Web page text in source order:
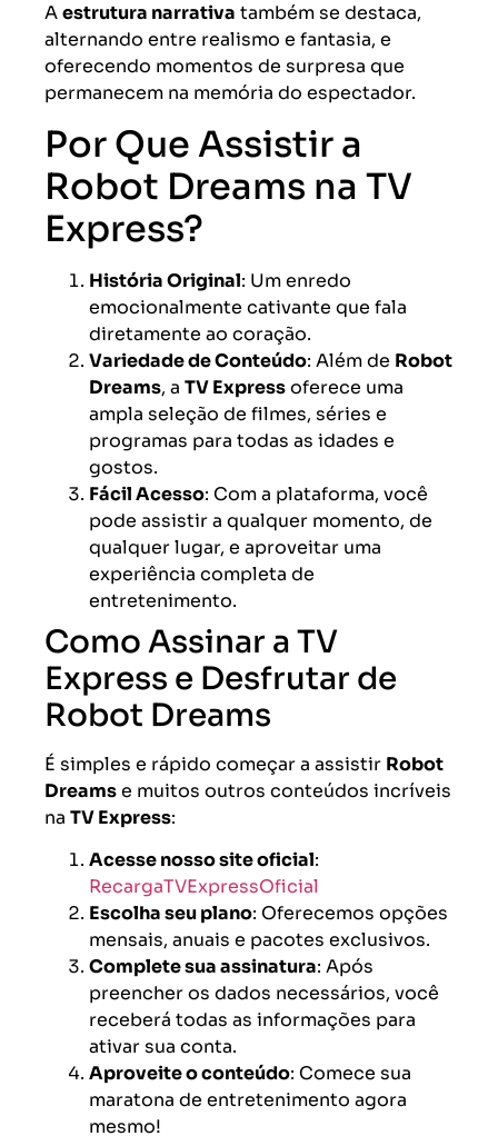
Aestrutura narrativa também se destaca,
alternando entre realismo e fantasia, e
oferecendo momentos de surpresa que
permanecem na memória do espectador.
Por Que Assistir a
Robot Dreams na TV
Express?
História Original: Um enredo
emocionalmente cativante que fala
diretamente ao coração.
Variedade de Conteúdo: Além de Robot
Dreams, a TV Expressoferece uma
ampla seleção de filmes, séries e
programas para todas as idades e
gostos.
Fácil Acesso: Com a plataforma, você
pode assistir a qualquer momento, de
qualquer lugar, e aproveitar uma
experiência completa de
entretenimento.
Como Assinar a TV
Express e Desfrutar de
Robot Dreams
É simples e rápido começar a assistir Robot
Dreamse muitos outros conteúdos incríveis
na TV Express:
Acesse nosso site oficial:
RecargaTVExpressOficial
Escolha seu plano: Oferecemos opções
mensais, anuais e pacotes exclusivos.
Complete sua assinatura: Após
preencher os dados necessários, você
receberá todas as informações para
ativar sua conta.
Aproveite o conteúdo: Comece sua
maratona de entretenimento agora
mesmo!